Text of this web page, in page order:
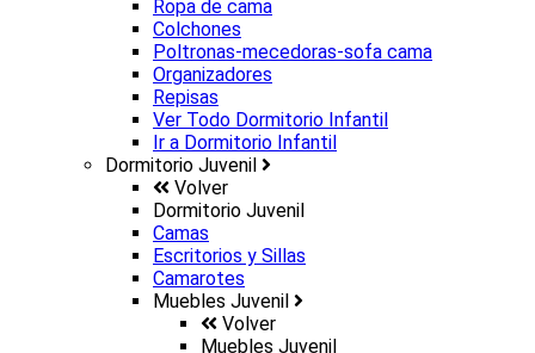
Ropa de cama
Colchones
Poltronas-mecedoras-sofa cama
Organizadores
Repisas
Ver Todo Dormitorio Infantil
Ir a Dormitorio Infantil
Dormitorio Juvenil
Volver
Dormitorio Juvenil
Camas
Escritorios y Sillas
Camarotes
Muebles Juvenil
Volver
Muebles Juvenil